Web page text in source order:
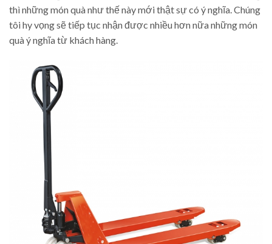
thì những món quà như thế này mới thật sự có ý nghĩa. Chúng
tôi hy vọng sẽ tiếp tục nhận được nhiều hơn nữa những món
quà ý nghĩa từ khách hàng.